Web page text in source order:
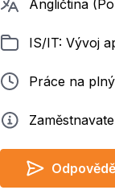
Angličtina
ZařazenoIS/IT: Vývoj
Typ pracovního
Práce na
Zadavatel